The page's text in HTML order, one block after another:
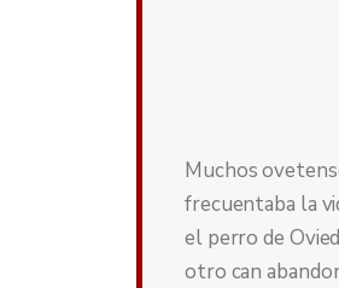
Muchos
frecuentaba la
el perro de
otro can